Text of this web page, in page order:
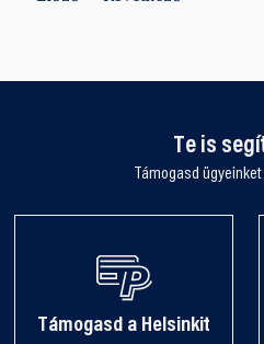
Te is
Támogasd
Támogasd a Helsinkit